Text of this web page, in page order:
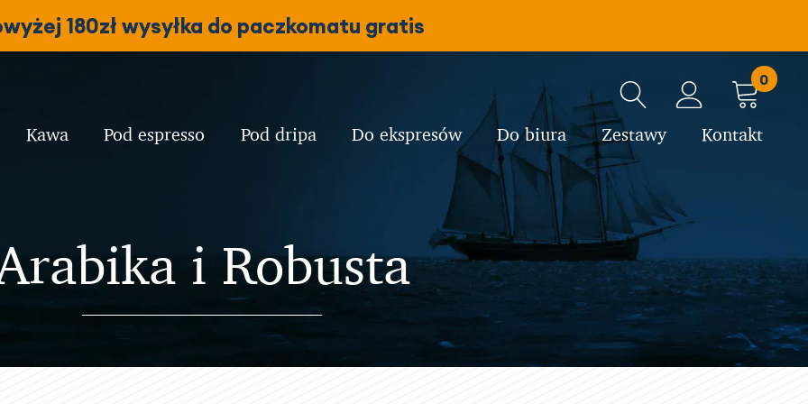
180zł wysyłka do paczkomatu gratis
0
Kawa Pod espresso Pod dripa Do ekspresów Do biura Zestawy Kontakt
i Robusta